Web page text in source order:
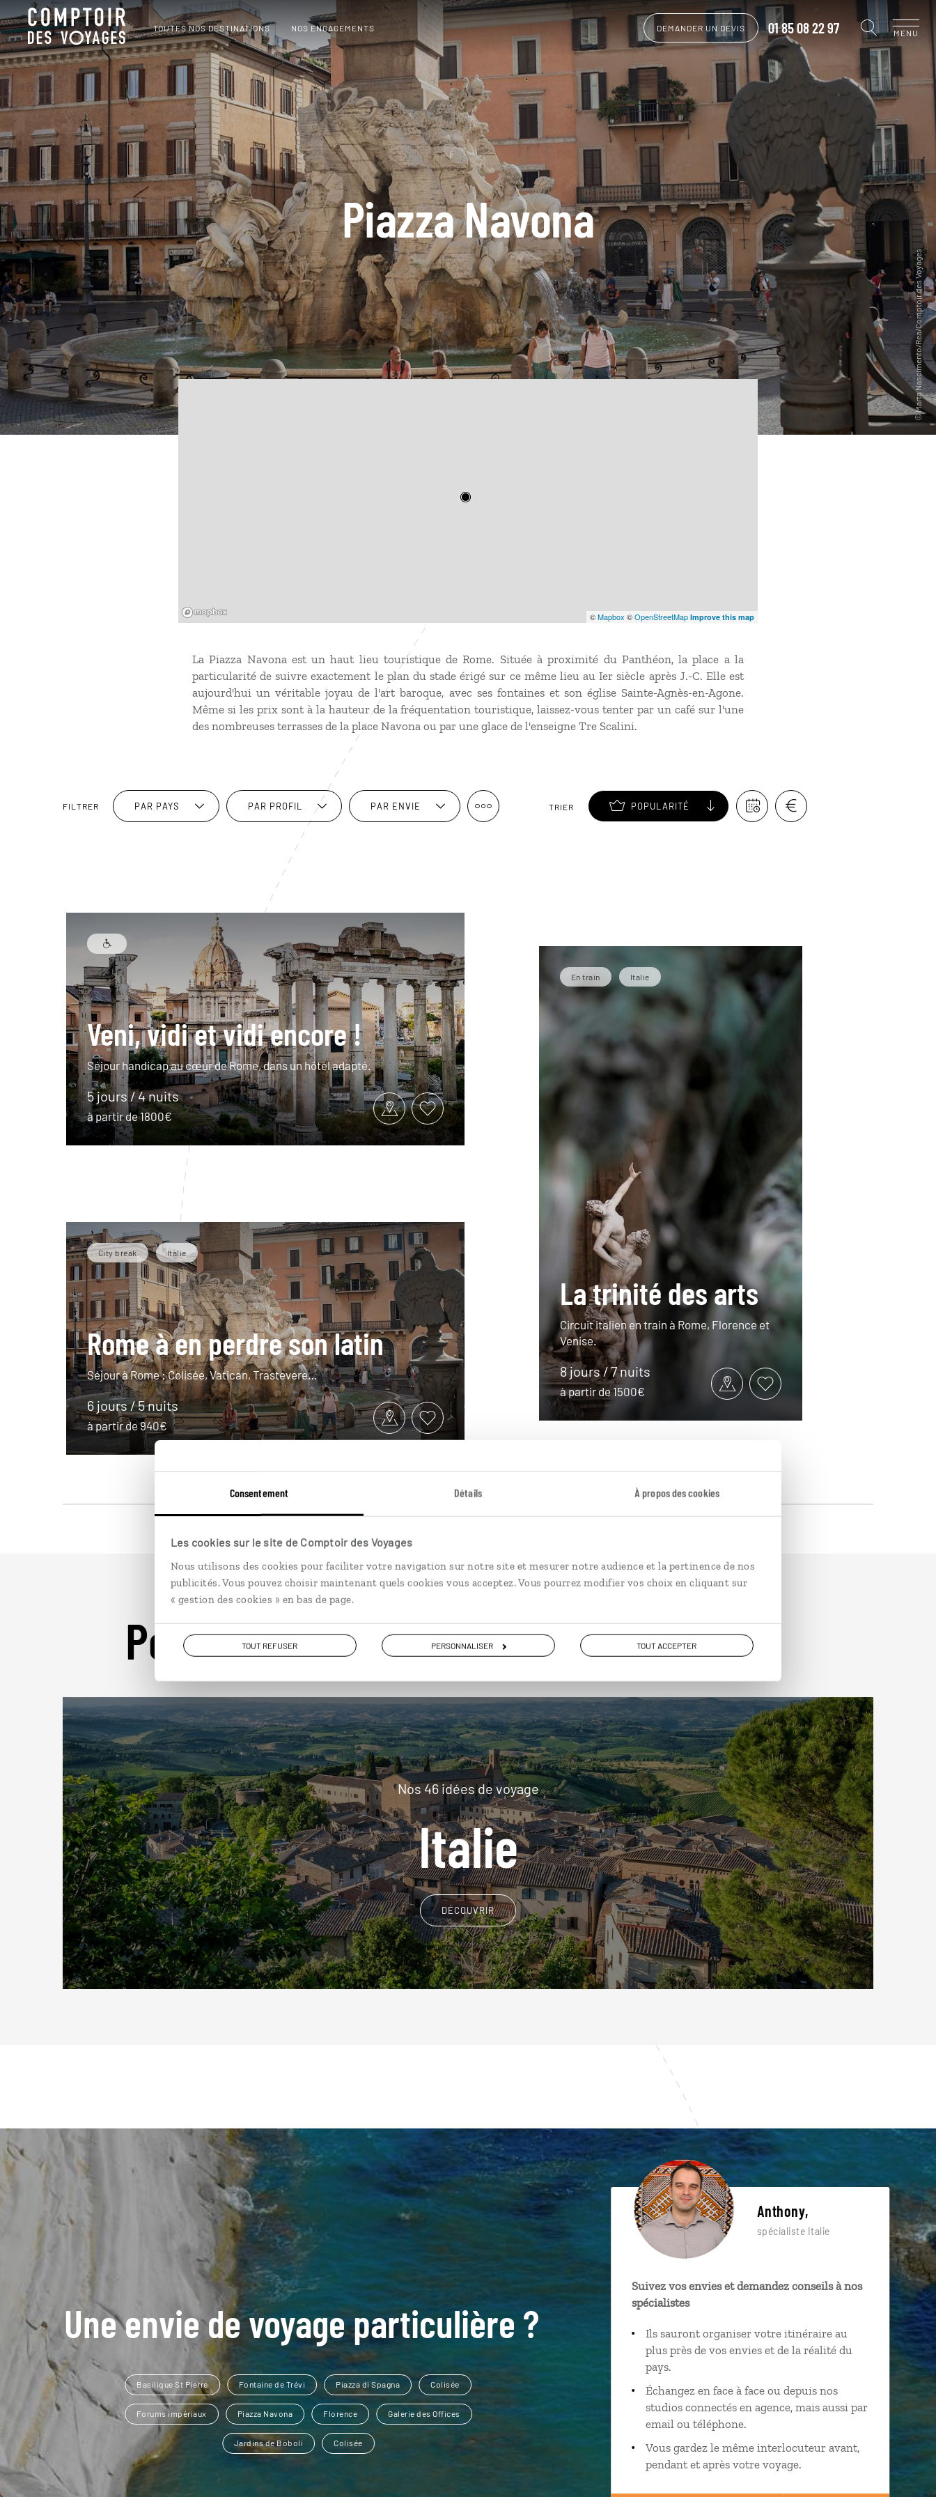
Consentement Détails À propos des cookies
Les cookies sur le site de Comptoir des Voyages
Nous utilisons des cookies pour faciliter votre navigation sur notre site et mesurer notre audience et la pertinence de nos
publicités. Vous pouvez choisir maintenant quels cookies vous acceptez. Vous pourrez modifier vos choix en cliquant sur
« gestion des cookies » en bas de page.
TOUT REFUSER PERSONNALISER TOUT ACCEPTER
TOUTES NOS DESTINATIONS NOS ENGAGEMENTS DEMANDER UN DEVIS 01 85 08 22 97 MENU
Piazza Navona
©Mapbox ©OpenStreetMap Improve this map
La Piazza Navona est un haut lieu touristique de Rome. Située à proximité du Panthéon, la place a la
particularité de suivre exactement le plan du stade érigé sur ce même lieu au Ier siècle après J.-C. Elle est
aujourd'hui un véritable joyau de l'art baroque, avec ses fontaines et son église Sainte-Agnès-en-Agone.
Même si les prix sont à la hauteur de la fréquentation touristique, laissez-vous tenter par un café sur l'une
des nombreuses terrasses de la place Navona ou par une glace de l'enseigne Tre Scalini.
FILTRER PAR PAYS PAR PROFIL PAR ENVIE TRIER POPULARITÉ
Veni, vidi et vidi encore !
Séjour handicap au cœur de Rome, dans un hôtel adapté.
5 jours / 4 nuits
à partir de 1800€
City break Italie
Rome à en perdre son latin
Séjour à Rome : Colisée, Vatican, Trastevere…
6 jours / 5 nuits
à partir de 940€
En train Italie
La trinité des arts
Circuit italien en train à Rome, Florence et
Venise.
8 jours / 7 nuits
à partir de 1500€
Pour aller plus loin
Nos 46 idées de voyage
Italie
DÉCOUVRIR
Une envie de voyage particulière ?
Basilique St Pierre Fontaine de Trévi Piazza di Spagna Colisée
Forums impériaux Piazza Navona Florence Galerie des Offices
Jardins de Boboli Colisée
Anthony,
spécialiste Italie
Suivez vos envies et demandez conseils à nos
spécialistes
Ils sauront organiser votre itinéraire au
plus près de vos envies et de la réalité du
pays.
Échangez en face à face ou depuis nos
studios connectés en agence, mais aussi par
email ou téléphone.
Vous gardez le même interlocuteur avant,
pendant et après votre voyage.